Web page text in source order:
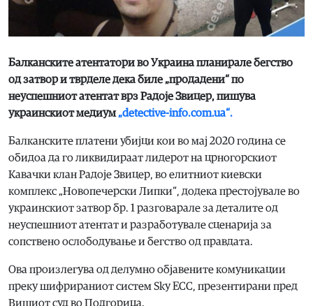
Балканските атентатори во Украина планирале бегство
од затвор и тврделе дека биле „продадени“ по
неуспешниот атентат врз Радоје Звицер, пишува
украинскиот медиум„detective-info.com.ua“.
Балканските платени убијци кои во мај 2020 година се
обидоа да го ликвидираат лидерот на црногорскиот
Кавачки клан Радоје Звицер, во елитниот киевски
комплекс „Новопечерски Липки“, додека престојувале во
украинскиот затвор бр. 1 разговарале за деталите од
неуспешниот атентат и разработувале сценарија за
сопствено ослободување и бегство од правдата.
Ова произлегува од делумно објавените комуникации
преку шифрираниот систем Sky ECC, презентирани пред
Вишиот суд во Подгорица.